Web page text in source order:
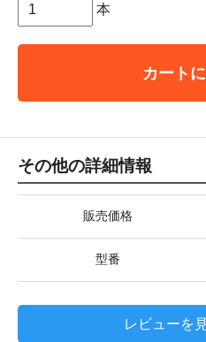
本
カート
その他の詳細情報
販売価格
型番
レビューを